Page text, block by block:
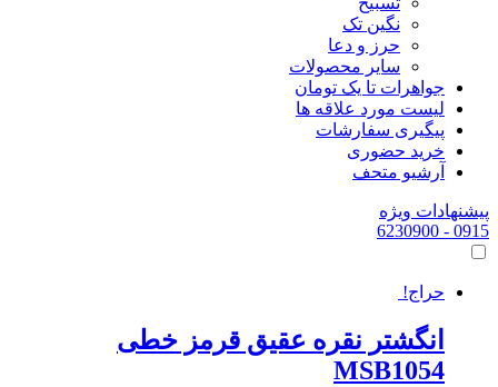
نگین تک
حرز و دعا
سایر محصولات
جواهرات تا یک تومان
لیست مورد علاقه ها
پیگیری سفارشات
خرید حضوری
آرشیو متحف
پیشنهادات ویژه
0915
- 6230900
حراج!
انگشتر نقره عقیق قرمز خطی
MSB1054